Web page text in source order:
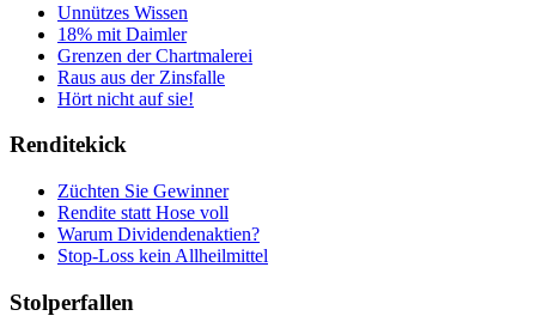
Unnützes Wissen
18% mit Daimler
Grenzen der Chartmalerei
Raus aus der Zinsfalle
Hört nicht auf sie!
Renditekick
Züchten Sie Gewinner
Rendite statt Hose voll
Warum Dividendenaktien?
Stop-Loss kein Allheilmittel
Stolperfallen